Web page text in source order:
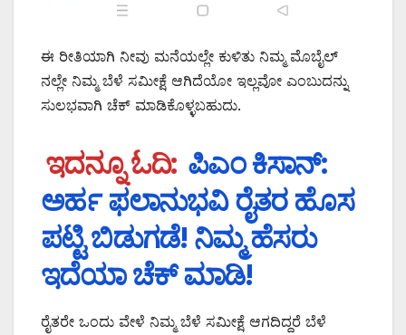
ಈ ರೀತಿಯಾಗಿ ನೀವು ಮನೆಯಲ್ಲೇ ಕುಳಿತು ನಿಮ್ಮ ಮೊಬೈಲ್
ನಲ್ಲೇ ನಿಮ್ಮ ಬೆಳೆ ಸಮೀಕ್ಷೆ ಆಗಿದೆಯೋ ಇಲ್ಲವೋ ಎಂಬುದನ್ನು
ಸುಲಭವಾಗಿ ಚೆಕ್ ಮಾಡಿಕೊಳ್ಳಬಹುದು.
ಇದನ್ನೂ ಓದಿ: ಪಿಎಂ ಕಿಸಾನ್:
ಅರ್ಹ ಫಲಾನುಭವಿ ರೈತರ ಹೊಸ
ಪಟ್ಟಿ ಬಿಡುಗಡೆ! ನಿಮ್ಮ ಹೆಸರು
ಇದೆಯಾ ಚೆಕ್ ಮಾಡಿ!
ರೈತರೇ ಒಂದು ವೇಳೆ ನಿಮ್ಮ ಬೆಳೆ ಸಮೀಕ್ಷೆ ಆಗದಿದ್ದರೆ ಬೆಳೆ